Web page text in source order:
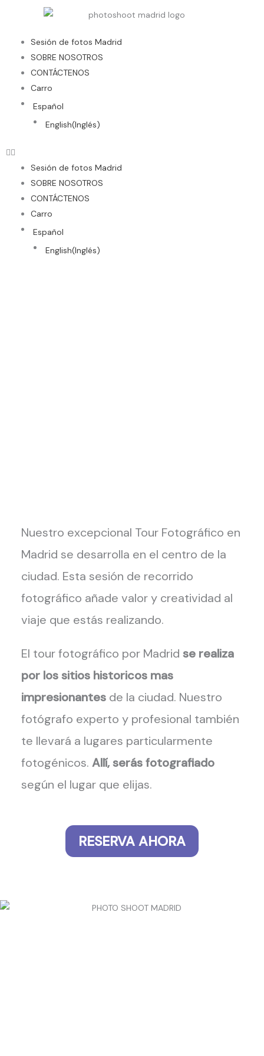
contenidoSesión de fotos Madrid
SOBRE NOSOTROS
CONTÁCTENOS
Carro
Español
English(Inglés)
Sesión de fotos Madrid
SOBRE NOSOTROS
CONTÁCTENOS
Carro
Español
English(Inglés)
Nuestro excepcional Tour Fotográfico en
Madrid se desarrolla en el centro de la
ciudad. Esta sesión de recorrido
fotográfico añade valor y creatividad al
viaje que estás realizando.
El tour fotográfico por Madrid se realiza
por los sitios historicos mas
impresionantesde la ciudad. Nuestro
fotógrafo experto y profesional también
te llevará a lugares particularmente
fotogénicos. Allí, serás fotografiado
según el lugar que elijas.
RESERVA AHORA